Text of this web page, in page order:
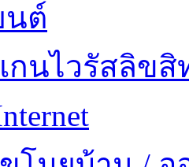
นต์
กนไวรัสลิข